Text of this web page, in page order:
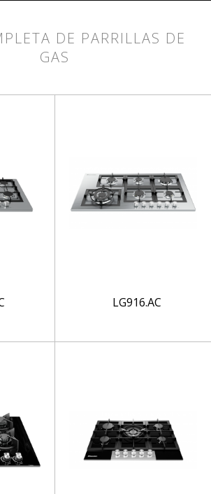
DE PARRILLAS DE
GAS
LG916.AC